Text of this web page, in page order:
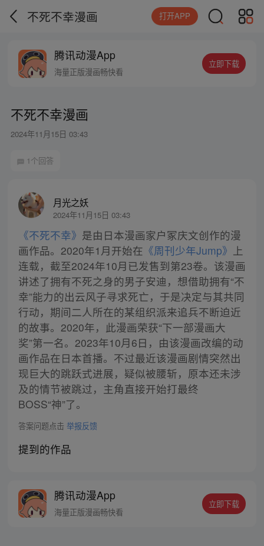
不死不幸漫画 打开APP
腾讯动漫App
海量正版漫画畅快看
立即下载
不死不幸漫画
2024年11月15日 03:43
1个回答
月光之妖
2024年11月15日 03:43
《不死不幸》 是由日本漫画家户冢庆文创作的漫
画作品。2020年1月开始在 《周刊少年Jump》 上
连载，截至2024年10月已发售到第23卷。该漫画
讲述了拥有不死之身的男子安迪，想借助拥有“不
幸”能力的出云风子寻求死亡，于是决定与其共同
行动，期间二人所在的某组织派来追兵不断迫近
的故事。2020年，此漫画荣获“下一部漫画大
奖”第一名。2023年10月6日，由该漫画改编的动
画作品在日本首播。不过最近该漫画剧情突然出
现巨大的跳跃式进展，疑似被腰斩，原本还未涉
及的情节被跳过，主角直接开始打最终
BOSS“神”了。
答案问题点击 举报反馈
提到的作品
腾讯动漫App
海量正版漫画畅快看
立即下载